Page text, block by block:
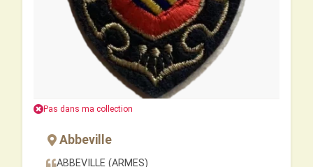
Pas dans ma collection
Abbeville
ABBEVILLE (ARMES)